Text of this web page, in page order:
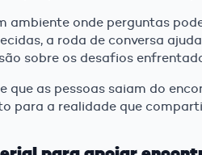
ambiente onde perguntas
a roda de conversa
sobre os desafios
que as pessoas saiam do
para a realidade que